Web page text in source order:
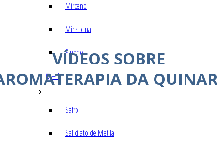
Mirceno
Miristicina
Pineno
Q – T
Safrol
Salicilato de Metila
VÍDEOS SOBRE
DA